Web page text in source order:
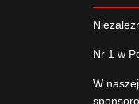
Nr 1 w
W